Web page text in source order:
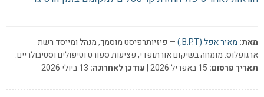
מאת: מאיר אפל (B.P.T.)
— פיזיותרפיסט מוסמך, מנהל ומייסד רשת
ארגופלוס. מומחה בשיקום אורתופדי, פציעות ספורט וטיפולים וסטיבולריים.
תאריך פרסום:
עודכן לאחרונה: